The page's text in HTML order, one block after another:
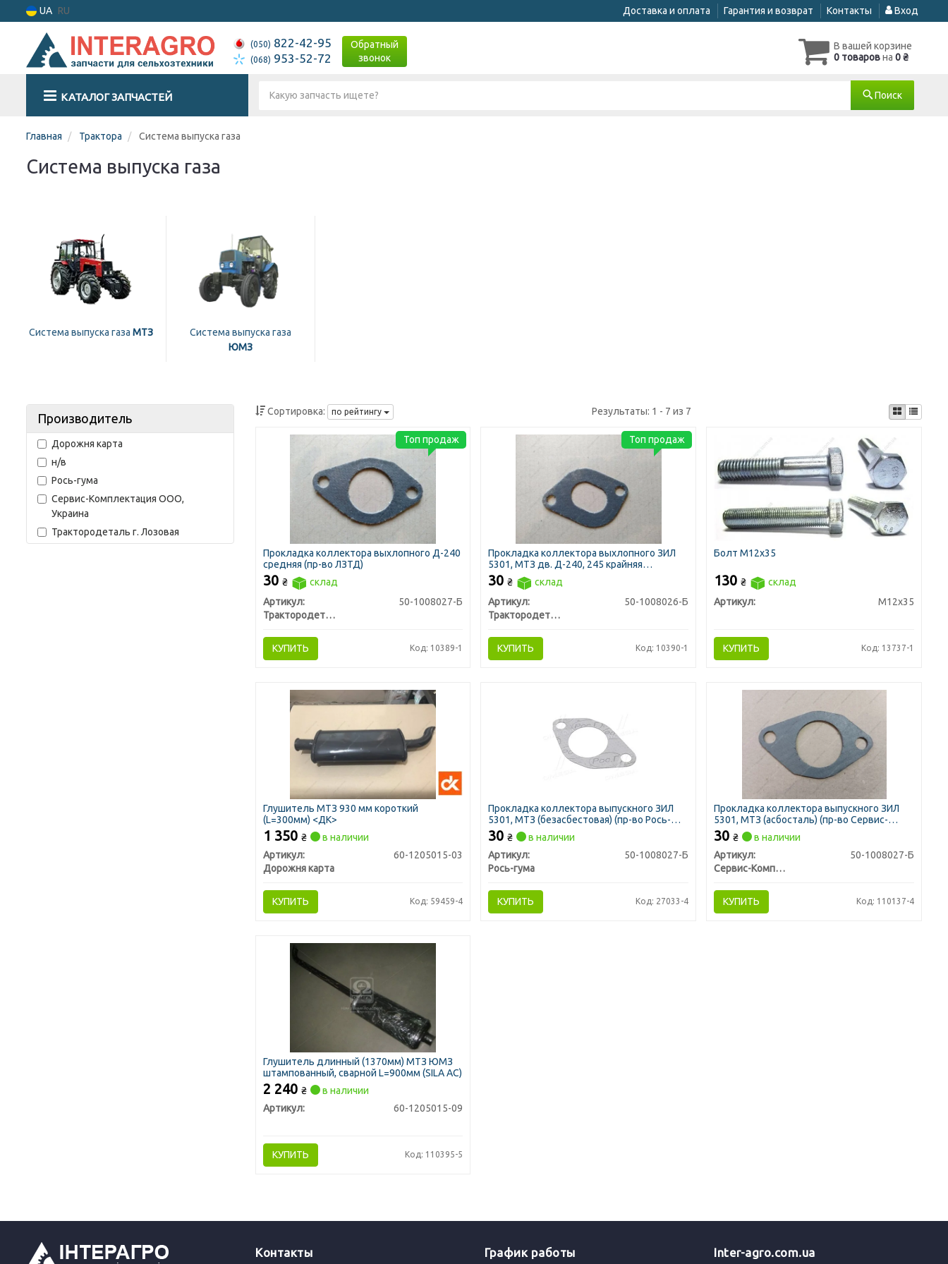
UA RU Доставка и оплата Гарантия и возврат Контакты Вход
(050) 822-42-95
(068) 953-52-72
Обратный
звонок
В вашей корзине
0 товаровна 0 ₴
КАТАЛОГ ЗАПЧАСТЕЙ Поиск
Главная Трактора Система выпуска газа
Система выпуска газа
Система выпуска газа МТЗ
Система выпуска газа
ЮМЗ
Производитель
Дорожня карта
н/в
Рось-гума
Сервис-Комплектация ООО,
Украина
Трактородеталь г. Лозовая
Сортировка: по рейтингу Результаты: 1 - 7 из 7
Прокладка коллектора выхлопного Д-240
средняя (пр-во ЛЗТД)
30 ₴
склад
Артикул:
50-1008027-Б
Трактородеталь г. Лозовая
КУПИТЬ Код: 10389-1
Топ продаж
Прокладка коллектора выхлопного ЗИЛ
5301, МТЗ дв. Д-240, 245 крайняя
безасбестовая (пр-во ЛЗТД)
30₴
склад
Артикул:
50-1008026-Б
Трактородеталь г. Лозовая
КУПИТЬ Код: 10390-1
Топ продаж
Болт М12х35
130₴
склад
Артикул:
М12х35
КУПИТЬ Код: 13737-1
Глушитель МТЗ 930 мм короткий
(L=300мм) <ДК>
1 350 ₴
в наличии
Артикул:
60-1205015-03
Дорожня карта
КУПИТЬ Код: 59459-4
Прокладка коллектора выпускного ЗИЛ
5301, МТЗ (безасбестовая) (пр-во Рось-
гума)
30₴
в наличии
Артикул:
50-1008027-Б
Рось-гума
КУПИТЬ Код: 27033-4
Прокладка коллектора выпускного ЗИЛ
5301, МТЗ (асбосталь) (пр-во Сервис-
Комплектация)
30₴
в наличии
Артикул:
50-1008027-Б
Сервис-Комплектация ООО, Украина
КУПИТЬ Код: 110137-4
Глушитель длинный (1370мм) МТЗ ЮМЗ
штампованный, сварной L=900мм (SILA AC)
2 240 ₴
в наличии
Артикул:
60-1205015-09
КУПИТЬ Код: 110395-5
Контакты График работы Inter-agro.com.ua